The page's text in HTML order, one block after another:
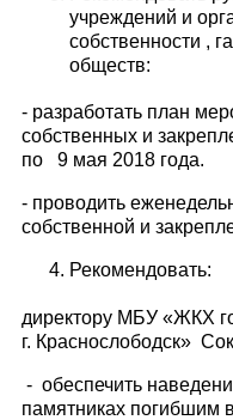
учреждений и
собственности ,
обществ:
- разработать план
собственных и
по 9 мая 2018 года.
- проводить
собственной и
Рекомендовать:
директору МБУ «ЖКХ
г. Краснослободск»
- обеспечить
памятниках погибшим